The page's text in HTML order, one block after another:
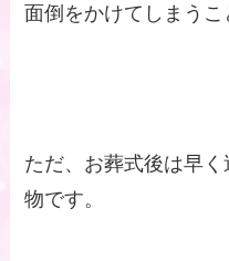
面倒をかけてしまうこ
ただ、お葬式後は早
物です。